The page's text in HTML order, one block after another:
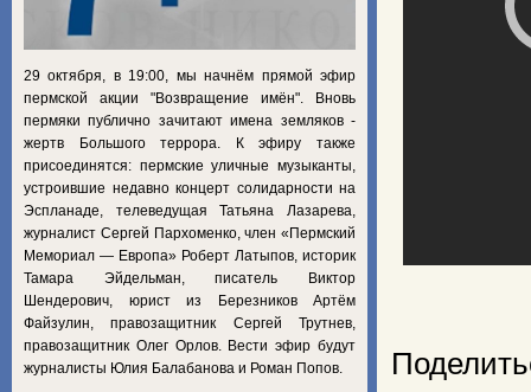
29 октября, в 19:00, мы начнём прямой эфир
пермской акции "Возвращение имён". Вновь
пермяки публично зачитают имена земляков -
жертв Большого террора. К эфиру также
присоединятся: пермские уличные музыканты,
устроившие недавно концерт солидарности на
Эспланаде, телеведущая Татьяна Лазарева,
журналист Сергей Пархоменко, член «Пермский
Мемориал — Европа» Роберт Латыпов, историк
Тамара Эйдельман, писатель Виктор
Шендерович, юрист из Березников Артём
Файзулин, правозащитник Сергей Трутнев,
правозащитник Олег Орлов. Вести эфир будут
журналисты Юлия Балабанова и Роман Попов.